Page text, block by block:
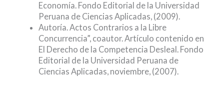
Economía. Fondo Editorial de la Universidad
Peruana de Ciencias Aplicadas, (2009).
Autoría. Actos Contrarios a la Libre
Concurrencia”, coautor. Artículo contenido en
El Derecho de la Competencia Desleal. Fondo
Editorial de la Universidad Peruana de
Ciencias Aplicadas, noviembre, (2007).